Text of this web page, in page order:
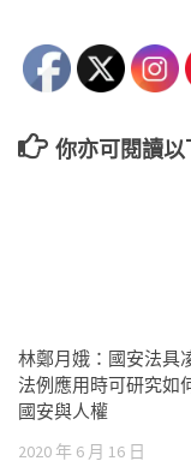
你亦可閱讀
林鄭月娥：國安法具
法例應用時可研究如
國安與人權
2020 年 6 月 16 日